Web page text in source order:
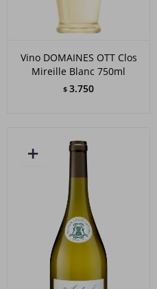
Vino DOMAINES OTT Clos
Mireille Blanc 750ml
$ 3.750